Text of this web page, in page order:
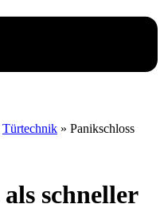
Türtechnik » Panikschloss
als schneller